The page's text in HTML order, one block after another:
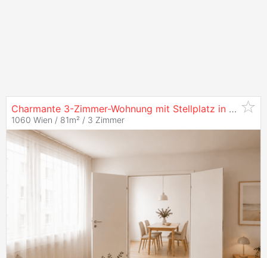
Charmante 3-Zimmer-Wohnung mit Stellplatz in bester Mariahilfer Lage
1060 Wien / 81m² / 3 Zimmer